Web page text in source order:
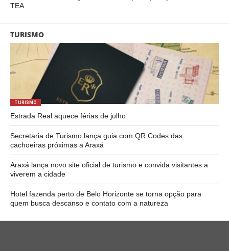
TEA
TURISMO
TURISMO
Estrada Real aquece férias de julho
Secretaria de Turismo lança guia com QR Codes das
cachoeiras próximas a Araxá
Araxá lança novo site oficial de turismo e convida visitantes a
viverem a cidade
Hotel fazenda perto de Belo Horizonte se torna opção para
quem busca descanso e contato com a natureza